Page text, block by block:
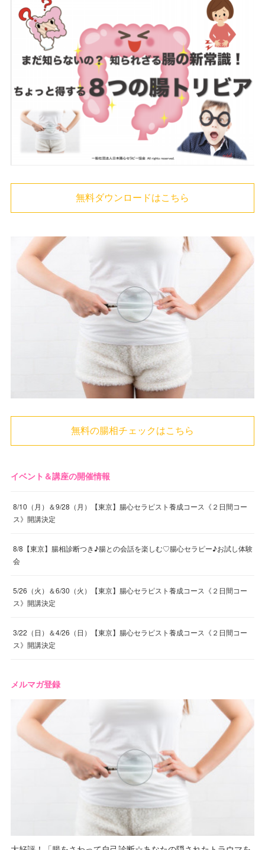
無料ダウンロードはこちら
無料の腸相チェックはこちら
イベント＆講座の開催情報
8/10（月）＆9/28（月）【東京】腸心セラピスト養成コース《２日間コー
ス》開講決定
8/8【東京】腸相診断つき♪腸との会話を楽しむ♡腸心セラピー♪お試し体験
会
5/26（火）＆6/30（火）【東京】腸心セラピスト養成コース《２日間コー
ス》開講決定
3/22（日）＆4/26（日）【東京】腸心セラピスト養成コース《２日間コー
ス》開講決定
メルマガ登録